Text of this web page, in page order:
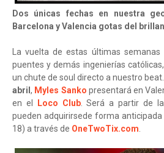
Dos únicas fechas en nuestra
Barcelona y Valencia gotas del
La vuelta de estas últimas semanas
puentes y demás ingenierías
un chute de soul directo a nuestro
abril , Myles Sanko presentará en
en el
Loco Club. Será a partir de
pueden adquirirsede forma anticipada
18) a través de OneTwoTix.com.